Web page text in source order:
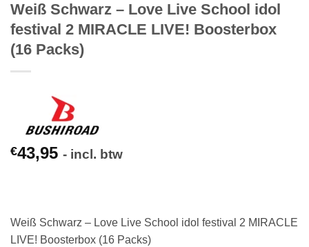
Weiß Schwarz – Love Live School idol
festival 2 MIRACLE LIVE! Boosterbox
(16 Packs)
€43,95 - incl. btw
Weiß Schwarz – Love Live School idol festival 2 MIRACLE
LIVE! Boosterbox (16 Packs)